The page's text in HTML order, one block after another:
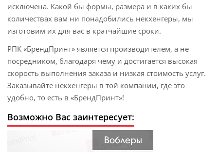
исключена. Какой бы формы, размера и в каких бы
количествах вам ни понадобились некхенгеры, мы
изготовим их для вас в кратчайшие сроки.
РПК «БрендПринт» является производителем, а не
посредником, благодаря чему и достигается высокая
скорость выполнения заказа и низкая стоимость услуг.
Заказывайте некхенгеры в той компании, где это
удобно, то есть в «БрендПринт»!
Возможно Вас заинтересует: